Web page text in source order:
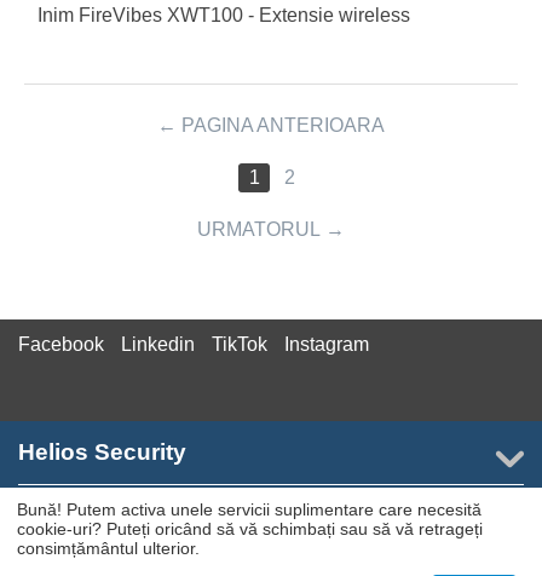
Inim FireVibes XWT100 - Extensie wireless
PAGINA ANTERIOARA
1 2
URMATORUL
Facebook Linkedin TikTok Instagram
Helios Security
Contact suport
Bună! Putem activa unele servicii suplimentare care necesită
cookie-uri? Puteți oricând să vă schimbați sau să vă retrageți
consimțământul ulterior.